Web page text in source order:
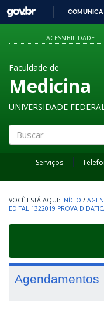
GOVBR
COMUNICA
ACESSIBILIDADE
Faculdade de
Medicina
UNIVERSIDADE
Serviços
INÍCIO /
EDITAL 1322019 PROVA
Agendamentos